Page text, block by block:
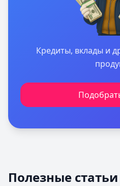
Кредиты, вклады и
Полезные статьи